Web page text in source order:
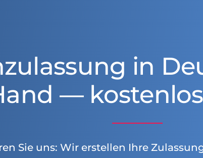
in
—
Sie uns: Wir erstellen Ihre